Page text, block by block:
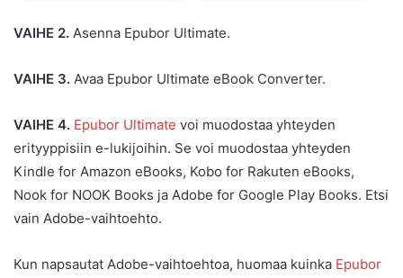
VAIHE 2. Asenna Epubor Ultimate.
VAIHE 3. Avaa Epubor Ultimate eBook Converter.
VAIHE 4. Epubor Ultimate voi muodostaa yhteyden
erityyppisiin e-lukijoihin. Se voi muodostaa yhteyden
Kindle for Amazon eBooks, Kobo for Rakuten eBooks,
Nook for NOOK Books ja Adobe for Google Play Books. Etsi
vain Adobe-vaihtoehto.
Kun napsautat Adobe-vaihtoehtoa, huomaa kuinka Epubor